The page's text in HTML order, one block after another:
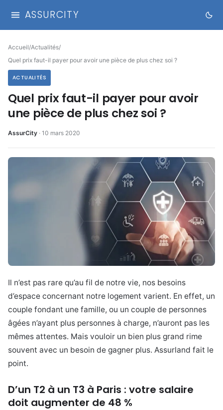
ASSURCITY
Accueil/Actualités/
Quel prix faut-il payer pour avoir une pièce de plus chez soi ?
ACTUALITÉS
Quel prix faut-il payer pour avoir
une pièce de plus chez soi ?
AssurCity · 10 mars 2020
Il n’est pas rare qu’au fil de notre vie, nos besoins
d’espace concernant notre logement varient. En effet, un
couple fondant une famille, ou un couple de personnes
âgées n’ayant plus personnes à charge, n’auront pas les
mêmes attentes. Mais vouloir un bien plus grand rime
souvent avec un besoin de gagner plus. Assurland fait le
point.
D’un T2 à un T3 à Paris : votre salaire
doit augmenter de 48 %